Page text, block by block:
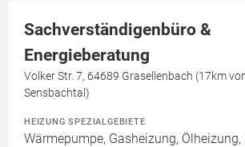
Sachverständigenbüro &
Energieberatung
Volker Str. 7, 64689 Grasellenbach (17km
Sensbachtal)
HEIZUNG SPEZIALGEBIETE
Wärmepumpe, Gasheizung, Ölheizung,